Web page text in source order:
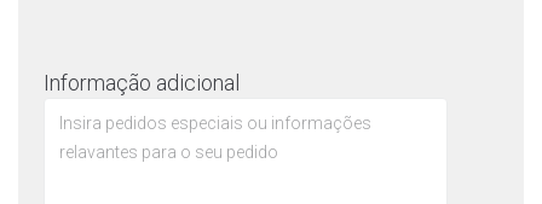
Informação adicional